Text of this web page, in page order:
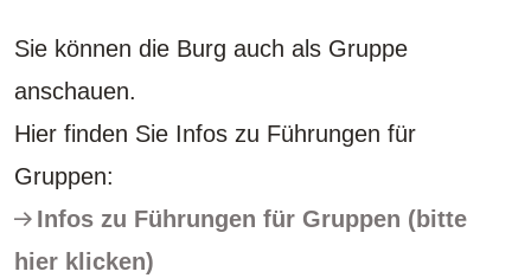
Sie können die Burg auch als Gruppe
anschauen.
Hier finden Sie Infos zu Führungen für
Gruppen:
Infos zu Führungen für Gruppen (bitte
hier klicken)